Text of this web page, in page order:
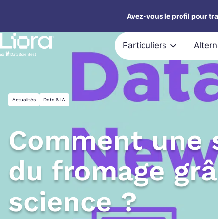
contenu
Avez-vous le profil pour
Particuliers
Actualités Data & IA
Comment une
du fromage
science ?